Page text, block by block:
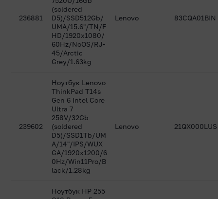
236881
(soldered
D5)/SSD512Gb/
UMA/15.6"/TN/F
HD/1920x1080/
60Hz/NoOS/RJ-
45/Arctic
Grey/1.63kg
Lenovo 83CQA01BIN
239602
Ноутбук Lenovo
ThinkPad T14s
Gen 6 Intel Core
Ultra 7
258V/32Gb
(soldered
D5)/SSD1Tb/UM
A/14"/IPS/WUX
GA/1920x1200/6
0Hz/Win11Pro/B
lack/1.28kg
Lenovo 21QX000LUS
Ноутбук HP 255